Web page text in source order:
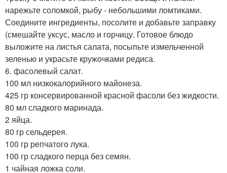
нарежьте соломкой, рыбу - небольшими ломтиками.
Соедините ингредиенты, посолите и добавьте заправку
(смешайте уксус, масло и горчицу. Готовое блюдо
выложите на листья салата, посыпьте измельченной
зеленью и украсьте кружочками редиса.
6. фасолевый салат.
100 мл низкокалорийного майонеза.
425 гр консервированной красной фасоли без жидкости.
80 мл сладкого маринада.
2 яйца.
80 гр сельдерея.
100 гр репчатого лука.
100 гр сладкого перца без семян.
1 чайная ложка соли.